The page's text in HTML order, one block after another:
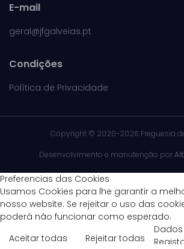
E-mail
geral@jfgalveias.pt
Condições
Política de Privacidade
Copyright © 2020-2026 Freguesia
Desenvolvimento e manutenção por
Preferencias das Cookies
Usamos Cookies para lhe garantir a
nosso website. Se rejeitar o uso das
poderá não funcionar como esperado.
Aceitar todas
Rejeitar todas